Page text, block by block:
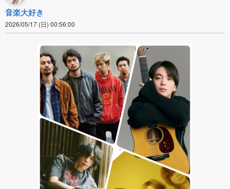
音楽大好き
2026/05/17 (日) 00:56:00